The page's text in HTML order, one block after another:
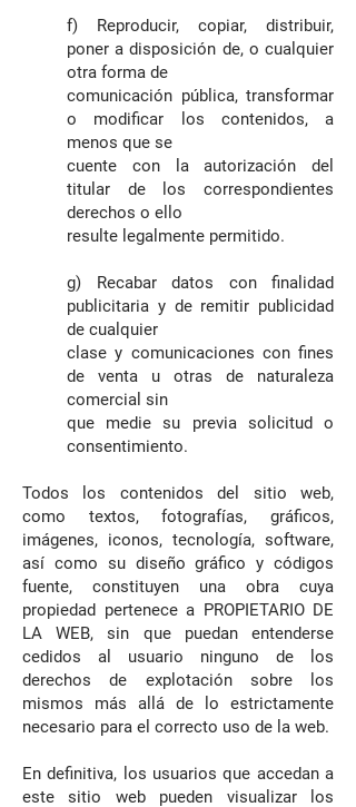
f) Reproducir, copiar, distribuir,
poner a disposición de, o cualquier
otra forma de
comunicación pública, transformar
o modificar los contenidos, a
menos que se
cuente con la autorización del
titular de los correspondientes
derechos o ello
resulte legalmente permitido.
g) Recabar datos con finalidad
publicitaria y de remitir publicidad
de cualquier
clase y comunicaciones con fines
de venta u otras de naturaleza
comercial sin
que medie su previa solicitud o
consentimiento.
Todos los contenidos del sitio web,
como textos, fotografías, gráficos,
imágenes, iconos, tecnología, software,
así como su diseño gráfico y códigos
fuente, constituyen una obra cuya
propiedad pertenece a PROPIETARIO DE
LA WEB, sin que puedan entenderse
cedidos al usuario ninguno de los
derechos de explotación sobre los
mismos más allá de lo estrictamente
necesario para el correcto uso de la web.
En definitiva, los usuarios que accedan a
este sitio web pueden visualizar los